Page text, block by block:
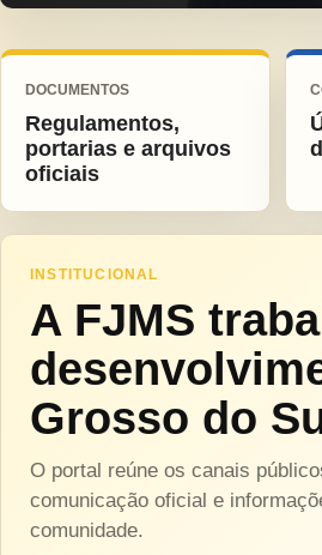
DOCUMENTOS
Regulamentos,
portarias e arquivos
oficiais
INSTITUCIONAL
A FJMS
Grosso do
O portal reúne os canais
comunicação oficial e
comunidade.